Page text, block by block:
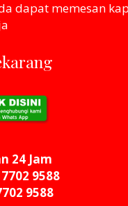
dapat memesan
24 Jam
9588
9588